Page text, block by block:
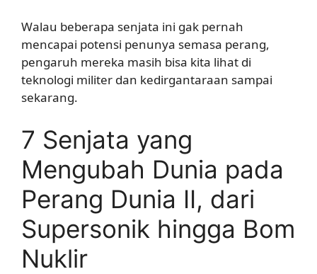
Walau beberapa senjata ini gak pernah
mencapai potensi penunya semasa perang,
pengaruh mereka masih bisa kita lihat di
teknologi militer dan kedirgantaraan sampai
sekarang.
7 Senjata yang
Mengubah Dunia pada
Perang Dunia II, dari
Supersonik hingga Bom
Nuklir